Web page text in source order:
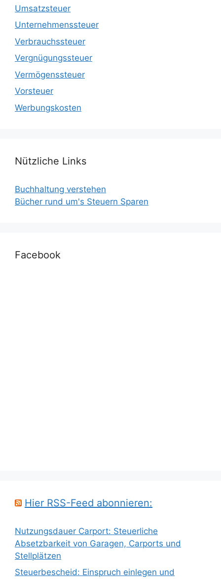
Umsatzsteuer
Unternehmenssteuer
Verbrauchssteuer
Vergnügungssteuer
Vermögenssteuer
Vorsteuer
Werbungskosten
Nützliche Links
Buchhaltung verstehen
Bücher rund um's Steuern Sparen
Facebook
Hier RSS-Feed abonnieren:
Nutzungsdauer Carport: Steuerliche
Absetzbarkeit von Garagen, Carports und
Stellplätzen
Steuerbescheid: Einspruch einlegen und